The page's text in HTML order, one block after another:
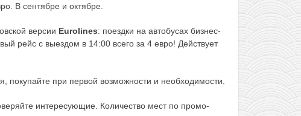
В сентябре и октябре.
версии Eurolines: поездки на автобусах бизнес-
рейс с выездом в 14:00 всего за 4 евро! Действует
покупайте при первой возможности и необходимости.
интересующие. Количество мест по промо-